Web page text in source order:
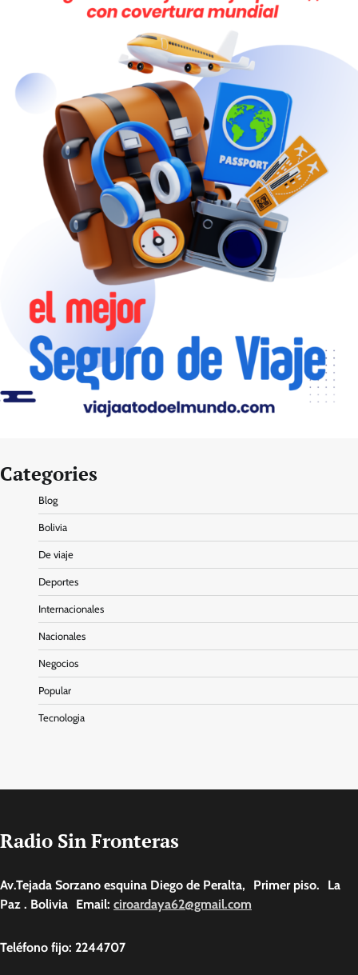
Categories
Blog
Bolivia
De viaje
Deportes
Internacionales
Nacionales
Negocios
Popular
Tecnologia
Radio Sin Fronteras
Av.Tejada Sorzano esquina Diego de Peralta, Primer piso. La
Paz . Bolivia Email: ciroardaya62@gmail.com
Teléfono fijo: 2244707